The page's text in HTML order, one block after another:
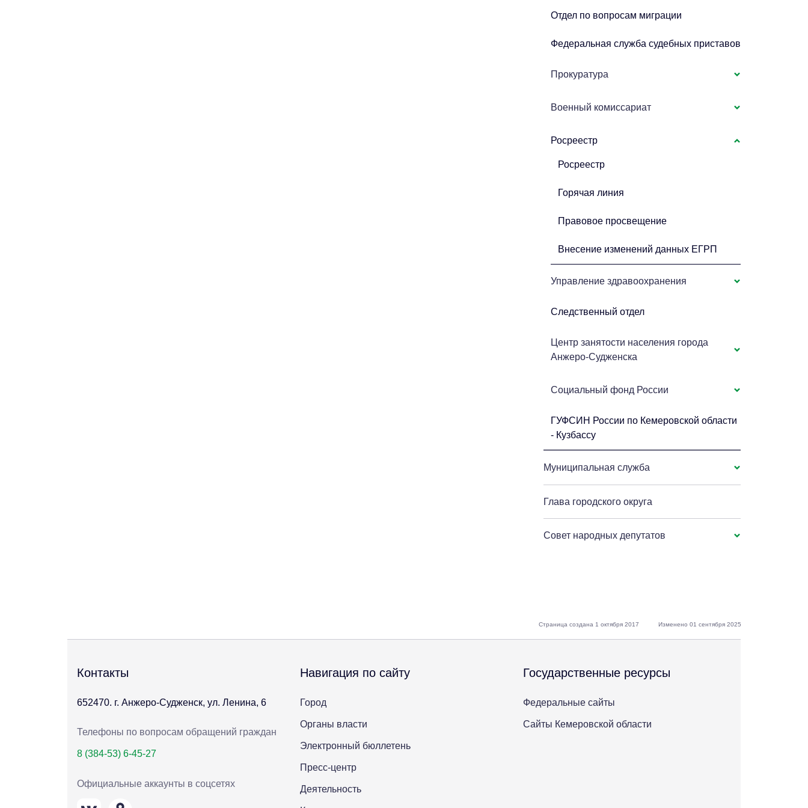
Отдел по вопросам миграции
Федеральная служба судебных приставов
Прокуратура
Военный комиссариат
Росреестр
Росреестр
Горячая линия
Правовое просвещение
Внесение изменений данных ЕГРП
Управление здравоохранения
Следственный отдел
Центр занятости населения города
Анжеро-Судженска
Социальный фонд России
ГУФСИН России по Кемеровской области
- Кузбассу
Муниципальная служба
Глава городского округа
Совет народных депутатов
Страница создана 1 октября 2017 Изменено 01 сентября 2025
Контакты
652470. г. Анжеро-Судженск, ул. Ленина, 6
Телефоны по вопросам обращений граждан
8 (384-53) 6-45-27
Официальные аккаунты в соцсетях
Навигация по сайту
Город
Органы власти
Электронный бюллетень
Пресс-центр
Деятельность
Государственные ресурсы
Федеральные сайты
Сайты Кемеровской области